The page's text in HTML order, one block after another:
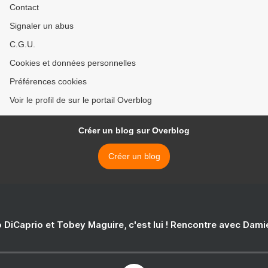
Contact
Signaler un abus
C.G.U.
Cookies et données personnelles
Préférences cookies
Voir le profil de sur le portail Overblog
Créer un blog sur Overblog
Créer un blog
DiCaprio et Tobey Maguire, c'est lui ! Rencontre avec